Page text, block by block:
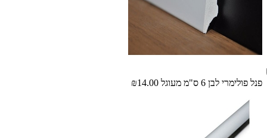
פנל פולימרי לבן 6 ס"מ מעוגל ₪14.00